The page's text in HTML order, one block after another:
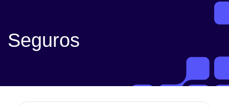
Negócios
Seguros